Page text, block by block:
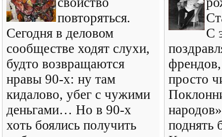
повторяться.
Сегодня в деловом
сообществе ходят слухи,
будто возвращаются
нравы 90-х: ну там
кидалово, убег с чужими
деньгами… Но в 90-х
хоть боялись получить
С
просто
поднять